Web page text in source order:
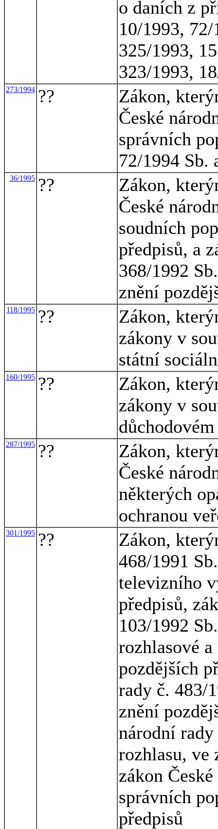
o daních z
10/1993,
325/1993,
323/1993,
273/1994 ??
Zákon,
České
správních
72/1994 Sb.
36/1995 ??
Zákon,
České
soudních
předpisů, a
368/1992
znění
118/1995 ??
Zákon,
zákony v
státní
160/1995 ??
Zákon,
zákony v
287/1995 ??
Zákon,
České
některých
ochranou
301/1995 ??
Zákon,
468/1991
televizního
předpisů,
103/1992
rozhlasové
pozdějších
rady č. 483/
znění
národní
rozhlasu, ve
zákon
správních
předpisů